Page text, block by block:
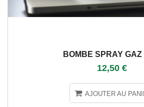
BOMBE SPRAY GAZ
12,50 €
AJOUTER AU